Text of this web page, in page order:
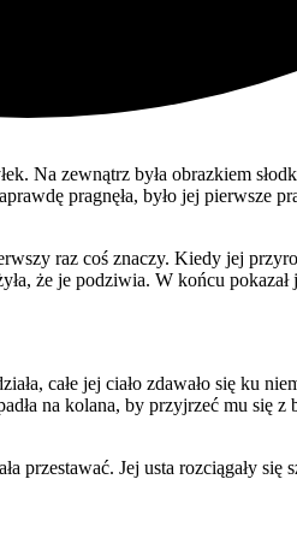
Na zewnątrz była obrazkiem
pragnęła, było jej
raz coś znaczy. Kiedy jej
że je podziwia. W końcu
całe jej ciało zdawało się ku
na kolana, by przyjrzeć mu się
przestawać. Jej usta rozciągały